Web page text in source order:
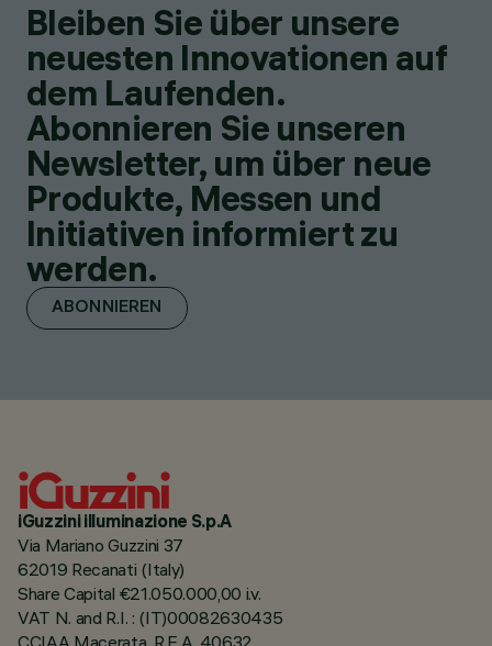
Bleiben Sie über unsere
neuesten Innovationen auf
dem Laufenden.
Abonnieren Sie unseren
Newsletter, um über neue
Produkte, Messen und
Initiativen informiert zu
werden.
ABONNIEREN
iGuzzini illuminazione S.p.A
Via Mariano Guzzini 37
62019 Recanati (Italy)
Share Capital €21.050.000,00 i.v.
VAT N. and R.I. : (IT)00082630435
CCIAA Macerata, R.E.A. 40632